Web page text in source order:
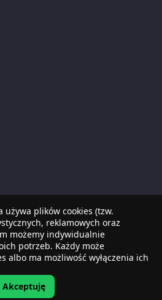
. Wszystkie prawa zastrzezone.
plików cookies (tzw.
reklamowych oraz
możemy indywidualnie
potrzeb. Każdy może
albo ma możliwość wyłączenia ich
Akceptuję